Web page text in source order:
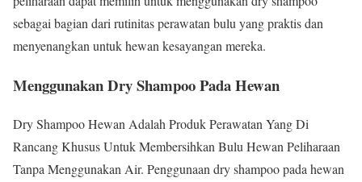
sebagai bagian dari rutinitas perawatan bulu yang praktis dan
menyenangkan untuk hewan kesayangan mereka.
Menggunakan Dry Shampoo Pada Hewan
Dry Shampoo Hewan Adalah Produk Perawatan Yang Di
Rancang Khusus Untuk Membersihkan Bulu Hewan Peliharaan
Tanpa Menggunakan Air. Penggunaan dry shampoo pada hewan